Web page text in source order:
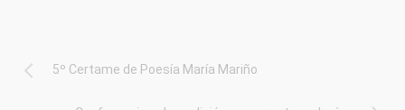
5º Certame de Poesía María Mariño